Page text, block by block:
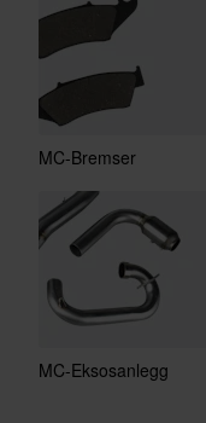
MC-Bremser
MC-Eksosanlegg